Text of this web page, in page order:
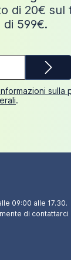
di 20€ sul
599€.
sulla
.
09:00 alle 17.30.
di contattarci